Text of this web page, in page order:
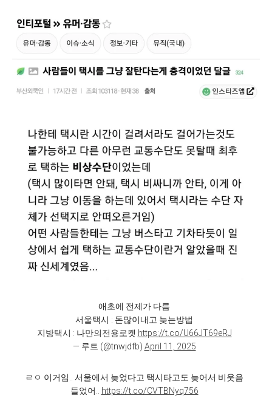
애초에 전제가 다름
서울택시 : 돈많이내고 늦는방법
지방택시 : 나만의전용로켓 https://t.co/U66JT69eRJ
— 루트 (@tnwjdfb) April 11, 2025
ㄹㅇ 이거임.. 서울에서 늦었다고 택시타고도 늦어서 비웃음
들었어..
https://t.co/CVTBNyq756